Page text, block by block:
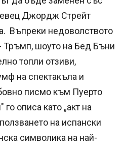
Джордж Стрейт
Въпреки недоволството
Тръмп, шоуто на Бед Бъни
топли отзиви,
на спектакъла и
писмо към Пуерто
описа като „акт на
на испански
символика на най-